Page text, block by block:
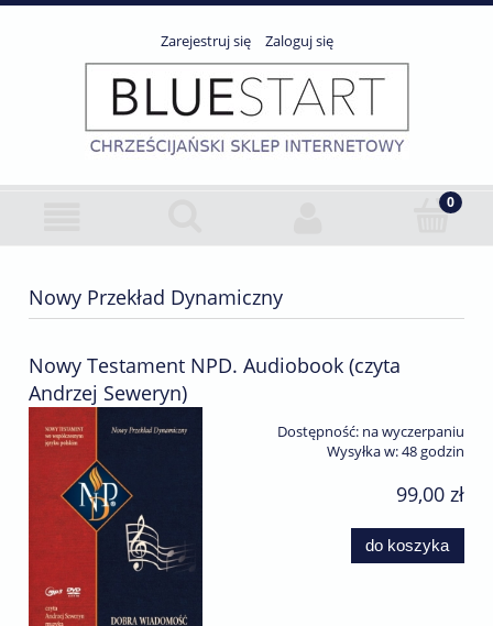
Zarejestruj się Zaloguj się
Nowy Przekład Dynamiczny
Nowy Testament NPD. Audiobook (czyta
Andrzej Seweryn)
Dostępność: na wyczerpaniu
Wysyłka w:48 godzin
99,00 zł
do koszyka